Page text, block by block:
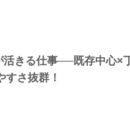
活きる仕事──既存中心×
さ抜群！